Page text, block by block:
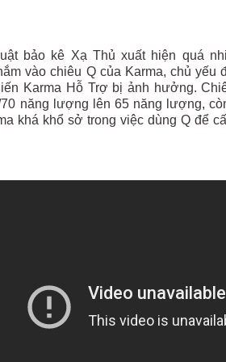
bảo kê Xạ Thủ xuất hiện quá
vào chiêu Q của Karma, chủ yếu
Karma Hỗ Trợ bị ảnh hưởng.
70 năng lượng lên 65 năng lượng,
khá khổ sở trong việc dùng Q để